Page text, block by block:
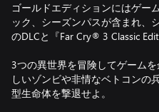
ゴールドエディションにはゲー
ック、シーズンパスが含まれ、
のDLCと『Far Cry® 3 Classic
3つの異世界を冒険してゲーム
しいゾンビや非情なベトコンの
型生命体を撃退せよ。